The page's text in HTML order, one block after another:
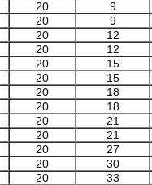
20 9
20 9
20 12
20 12
20 15
20 15
20 18
20 18
20 21
20 21
20 27
20 30
20 33